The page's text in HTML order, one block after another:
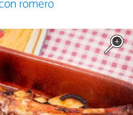
romero